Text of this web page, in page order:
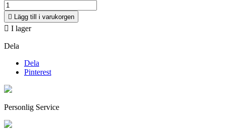
 Lägg till i varukorgen
 I lager
Dela
Dela
Pinterest
Personlig Service